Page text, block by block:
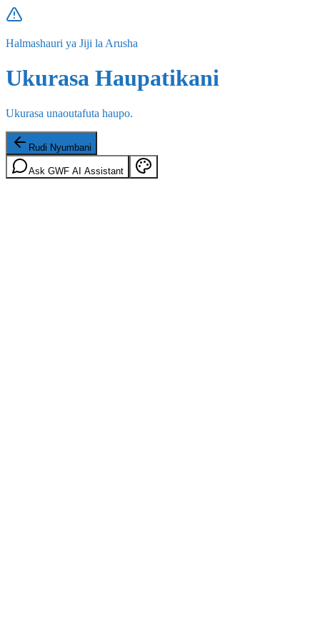
Halmashauri ya Jiji la Arusha
Ukurasa Haupatikani
Ukurasa unaoutafuta haupo.
Rudi Nyumbani
Ask GWF AI Assistant